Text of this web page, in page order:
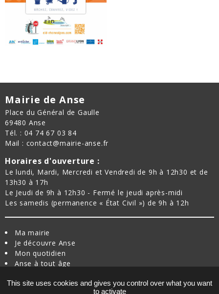
Mairie de Anse
Place du Général de Gaulle
69480 Anse
Tél. : 04 74 67 03 84
Mail : contact@mairie-anse.fr
Horaires d'ouverture :
Le lundi, Mardi, Mercredi et Vendredi de 9h à 12h30 et de
13h30 à 17h
Le Jeudi de 9h à 12h30 - Fermé le jeudi après-midi
Les samedis (permanence « État Civil ») de 9h à 12h
Ma mairie
Je découvre Anse
Mon quotidien
Anse à tout âge
Nouvel arrivant
This site uses cookies and gives you control over what you want
to activate